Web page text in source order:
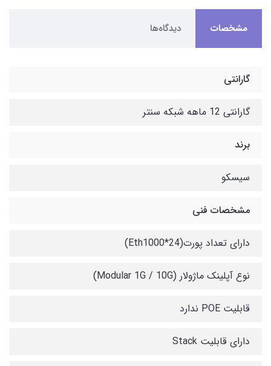
مشخصات دیدگاه‌ها
گارانتی
گارانتی 12 ماهه شبکه سنتر
برند
سیسکو
مشخصات فنی
دارای تعداد پورت(Eth1000*24)
نوع آپلینک ماژولار (Modular 1G / 10G)
قابلیت POE ندارد
دارای قابلیت Stack